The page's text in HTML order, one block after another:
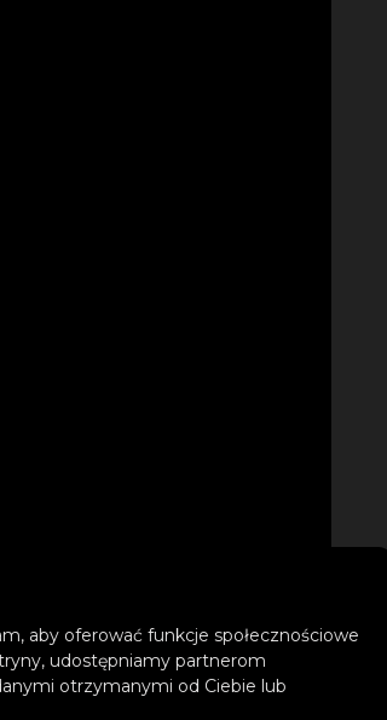
aby oferować funkcje społecznościowe
udostępniamy partnerom
otrzymanymi od Ciebie lub
współpracy z Davidem